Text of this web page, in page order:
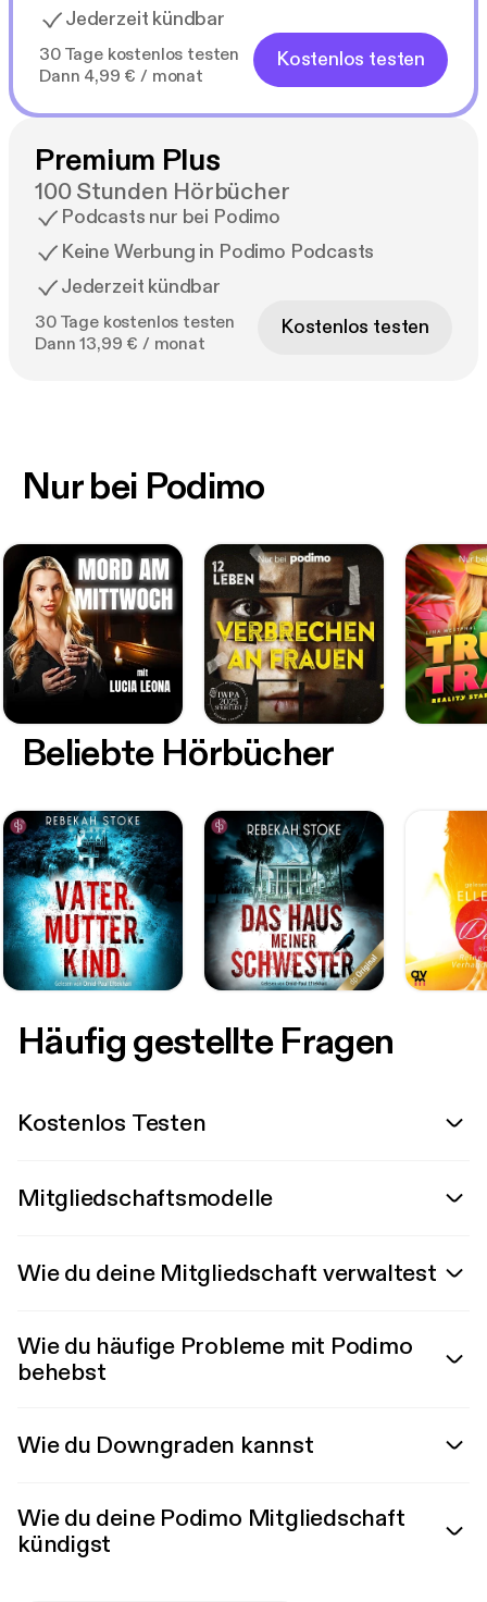
Jederzeit kündbar
30 Tage kostenlos testen
Dann 4,99 € / monat
Kostenlos testen
Premium Plus
100 Stunden Hörbücher
Podcasts nur bei Podimo
Keine Werbung in Podimo Podcasts
Jederzeit kündbar
30 Tage kostenlos testen
Dann 13,99 € / monat
Kostenlos testen
Nur bei Podimo
Beliebte Hörbücher
Häufig gestellte Fragen
Kostenlos Testen
Mitgliedschaftsmodelle
Wie du deine Mitgliedschaft verwaltest
Wie du häufige Probleme mit Podimo
behebst
Wie du Downgraden kannst
Wie du deine Podimo Mitgliedschaft
kündigst